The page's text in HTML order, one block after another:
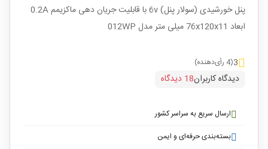
پنل خورشیدی (سولار پنل) 6v با قابلیت جریان دهی ماکزیمم 0.2A
ابعاد 76x120x11 میلی متر مدل 012WP
3(4 رأی‌دهنده)
دیدگاه کاربران18 دیدگاه
ارسال سریع به سراسر کشور
بسته‌بندی حرفه‌ای و ایمن